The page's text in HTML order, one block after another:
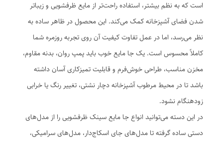
است که به نظم بیشتر، استفاده راحت‌تر از مایع ظرفشویی و زیباتر
شدن فضای آشپزخانه کمک می‌کند. این محصول در ظاهر ساده به
نظر می‌رسد، اما در عمل تفاوت کیفیت آن روی تجربه روزمره شما
کاملاً محسوس است. یک جا مایع خوب باید پمپ روان، بدنه مقاوم،
مخزن مناسب، طراحی خوش‌فرم و قابلیت تمیزکاری آسان داشته
باشد تا در محیط مرطوب آشپزخانه دچار نشتی، تغییر رنگ یا خرابی
زودهنگام نشود.
در این دسته می‌توانید انواع جا مایع سینک ظرفشویی را از مدل‌های
دستی ساده گرفته تا مدل‌های جای اسکاج‌دار، مدل‌های سرامیکی،